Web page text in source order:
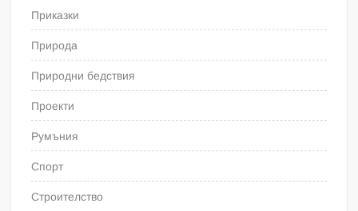
Приказки
Природа
Природни бедствия
Проекти
Румъния
Спорт
Строителство